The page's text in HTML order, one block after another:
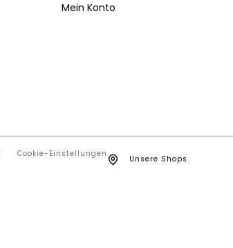
Mein Konto
Cookie-Einstellungen
Unsere Shops